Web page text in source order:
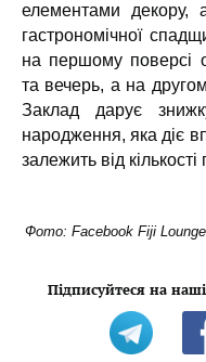
елементами
гастрономічної
на першому поверсі
та вечерь, а на
Заклад дарує
народження, яка діє
залежить від кількості
Фото: Facebook Fiji
Підписуйтеся на